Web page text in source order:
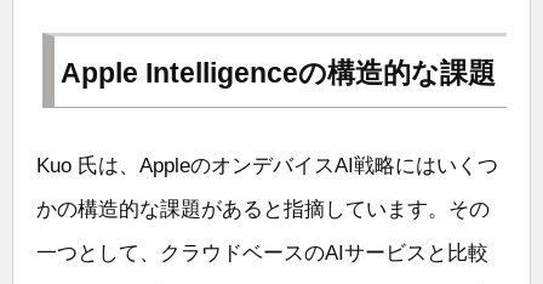
Apple Intelligenceの構造的な課題
Kuo 氏は、AppleのオンデバイスAI戦略にはいくつ
かの構造的な課題があると指摘しています。その
一つとして、クラウドベースのAIサービスと比較